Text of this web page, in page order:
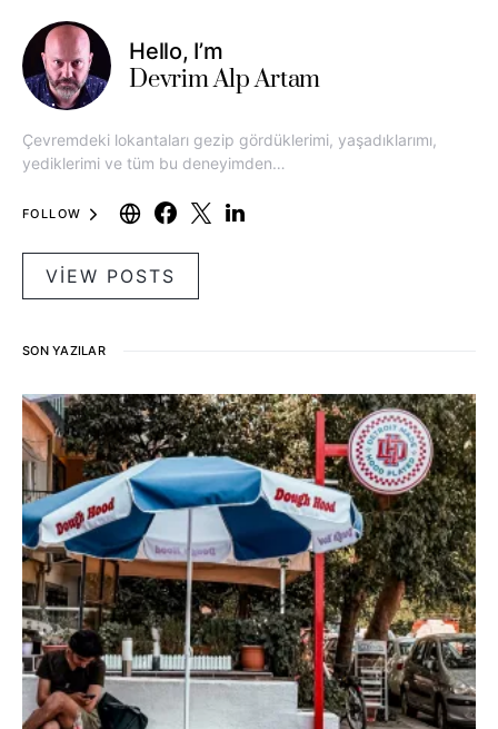
Hello, I’m
Devrim Alp Artam
Çevremdeki lokantaları gezip gördüklerimi, yaşadıklarımı,
yediklerimi ve tüm bu deneyimden…
FOLLOW
VIEW POSTS
SON YAZILAR